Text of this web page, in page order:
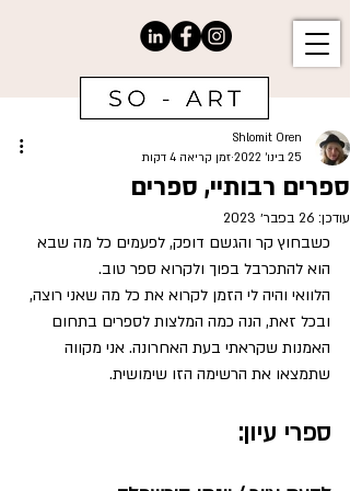
ספרים רבותיי, ספרים
Shlomit Oren
25 בינו׳ 2022
זמן קריאה 4 דקות
עודכן: 26 בפבר׳ 2023
כשבחוץ קר והגשם דופק, לפעמים כל מה שבא
הוא להתכרבל בפוך ולקרוא ספר טוב.
הלוואי והיה לי הזמן לקרוא את כל מה שאני רוצה,
ובכל זאת, הנה כמה המלצות לספרים בתחום
האמנות שקראתי בעת האחרונה. אני מקווה
שתמצאו את הרשימה הזו שימושית.
ספרי עיון: